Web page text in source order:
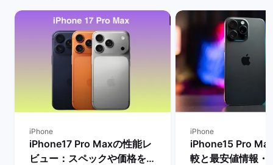
iPhone
iPhone17 Pro Maxの性能レ
ビュー：スペックや価格を
iPhone
iPhone15 Pro
較と最安値情報・